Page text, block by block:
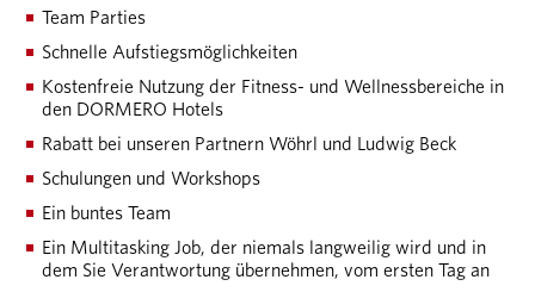
Team Parties
Schnelle Aufstiegsmöglichkeiten
Kostenfreie Nutzung der Fitness- und Wellnessbereiche in
den DORMERO Hotels
Rabatt bei unseren Partnern Wöhrl und Ludwig Beck
Schulungen und Workshops
Ein buntes Team
Ein Multitasking Job, der niemals langweilig wird und in
dem Sie Verantwortung übernehmen, vom ersten Tag an